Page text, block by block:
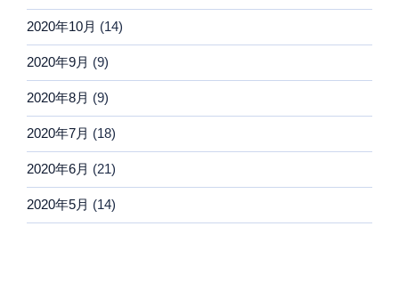
2020年10月 (14)
2020年9月 (9)
2020年8月 (9)
2020年7月 (18)
2020年6月 (21)
2020年5月 (14)